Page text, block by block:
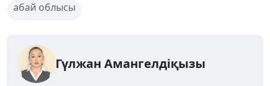
абай облысы
Гүлжан Амангелдіқызы